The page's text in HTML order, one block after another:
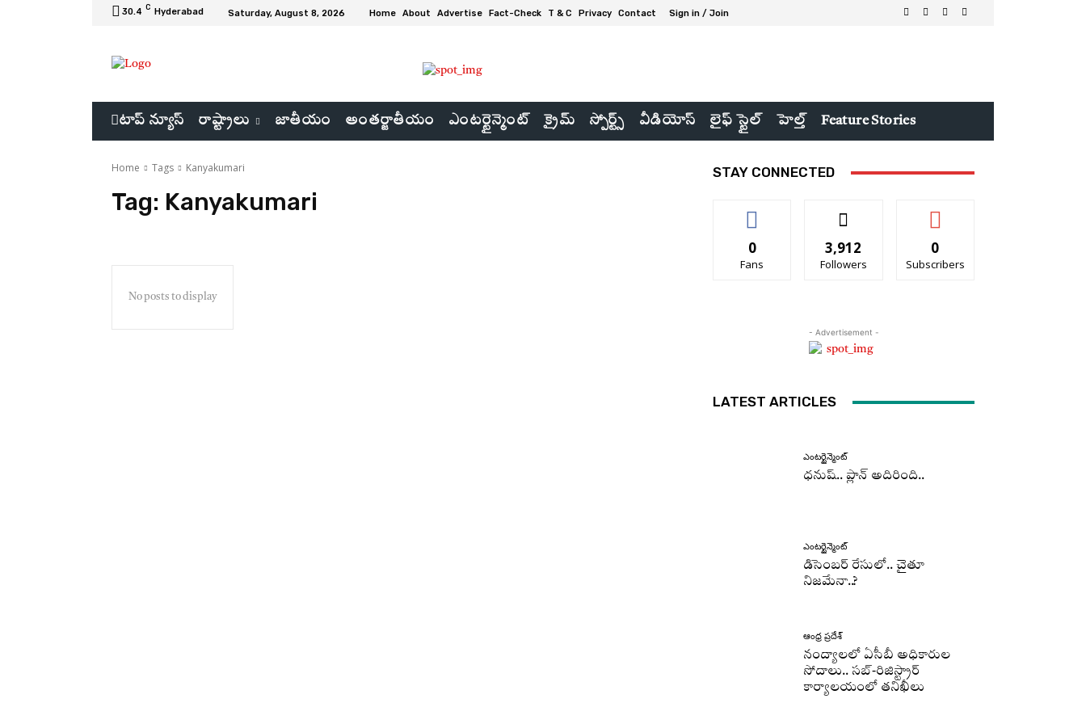
30.4 C Hyderabad Saturday, August 8, 2026 Home About Advertise Fact-Check T & C Privacy Contact Sign in / Join
టాప్ న్యూస్ రాష్ట్రాలు జాతీయం అంతర్జాతీయం ఎంటర్టైన్మెంట్ క్రైమ్ స్పోర్ట్స్ వీడియోస్ లైఫ్ స్టైల్ హెల్త్ Feature Stories
Home Tags Kanyakumari
Tag: Kanyakumari
No posts to display
STAY CONNECTED
0
Fans
3,912
Followers
0
Subscribers
- Advertisement -
LATEST ARTICLES
ఎంటర్టైన్మెంట్
ధనుష్‌.. ప్లాన్ అదిరింది..
ఎంటర్టైన్మెంట్
డిసెంబర్ రేసులో.. చైతూ
నిజమేనా..?
ఆంధ్ర ప్రదేశ్
నంద్యాలలో ఏసీబీ అధికారుల
సోదాలు.. సబ్-రిజిస్ట్రార్
కార్యాలయంలో తనిఖీలు